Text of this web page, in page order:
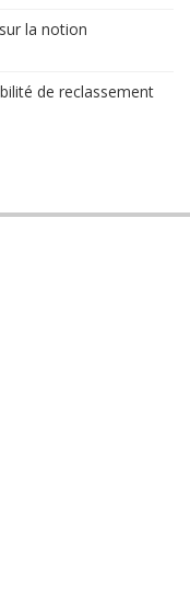
la notion
de reclassement